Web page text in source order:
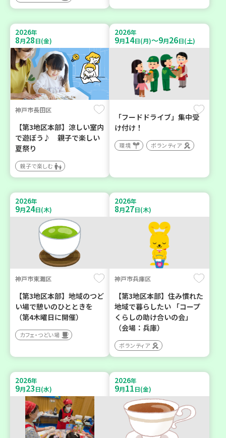
2026年
8月28日(金)
神戸市長田区
【第3地区本部】涼しい室内
で遊ぼう♪ 親子で楽しい
夏祭り
親子で楽しむ
2026年
9月14日(月)～9月26日(土)
「フードドライブ」集中受
け付け！
環境 ボランティア
2026年
9月24日(木)
神戸市東灘区
【第3地区本部】地域のつど
い場で憩いのひとときを
（第4木曜日に開催）
カフェ・つどい場
2026年
8月27日(木)
神戸市兵庫区
【第3地区本部】住み慣れた
地域で暮らしたい 「コープ
くらしの助け合いの会」
（会場：兵庫）
ボランティア
2026年
9月23日(水)
2026年
9月11日(金)